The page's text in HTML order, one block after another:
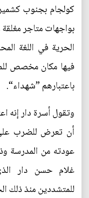
كولجام بجنوب
بواجهات متاجر
الحرية في اللغة
فيها مكان مخصص
باعتبارهم ”شهداء“.
أن تعرض للضرب
عودته من المدرسة
غلام حسن دار
للمتشددين منذ ذلك